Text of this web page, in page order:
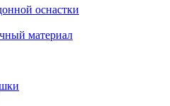
оснастки
материал